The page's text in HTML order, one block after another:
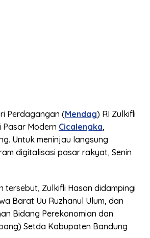
Perdagangan (Mendag) RI Zulkifli
Pasar Modern Cicalengka,
Untuk meninjau langsung
digitalisasi pasar rakyat, Senin
tersebut, Zulkifli Hasan didampingi
Barat Uu Ruzhanul Ulum, dan
Bidang Perekonomian dan
Setda Kabupaten Bandung